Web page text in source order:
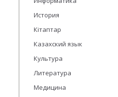
История
Кітаптар
Казахский язык
Культура
Литература
Медицина